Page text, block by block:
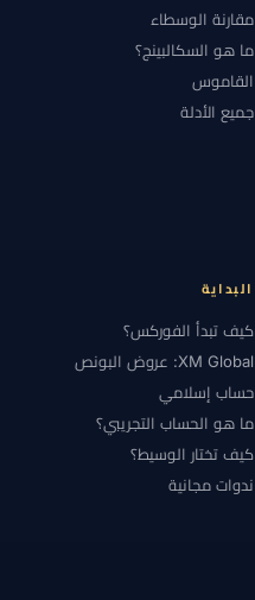
مقارنة الوسطاء
ما هو السكالبينج؟
القاموس
جميع الأدلة
البداية
كيف تبدأ الفوركس؟
XM Global: عروض البونص
حساب إسلامي
ما هو الحساب التجريبي؟
كيف تختار الوسيط؟
ندوات مجانية